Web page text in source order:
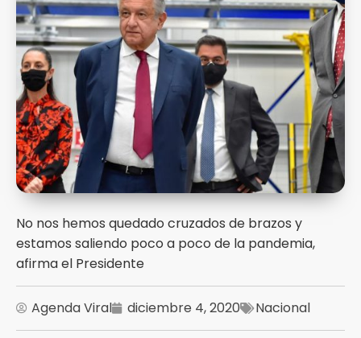
No nos hemos quedado cruzados de brazos y
estamos saliendo poco a poco de la pandemia,
afirma el Presidente
Agenda Viral diciembre 4, 2020 Nacional